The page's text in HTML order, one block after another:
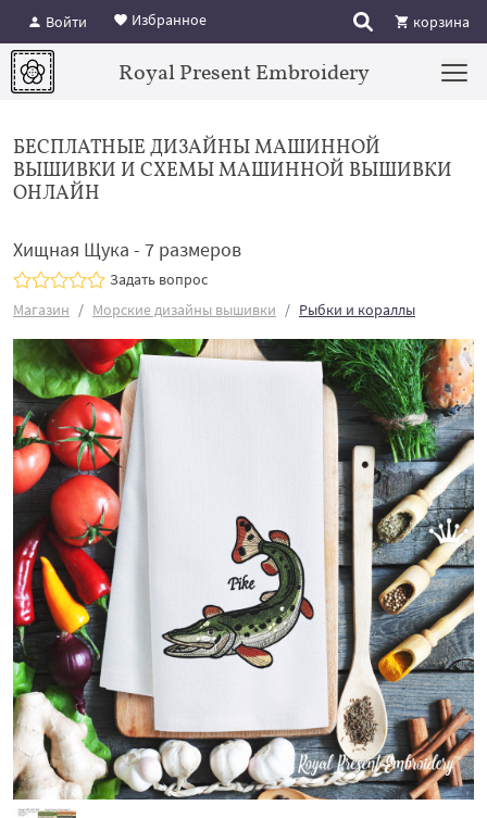
Войти Избранное корзина
Royal Present Embroidery
БЕСПЛАТНЫЕ ДИЗАЙНЫ МАШИННОЙ
ВЫШИВКИ И СХЕМЫ МАШИННОЙ ВЫШИВКИ
ОНЛАЙН
Хищная Щука - 7 размеров
Задать вопрос
Магазин
Морские дизайны вышивки Рыбки и кораллы